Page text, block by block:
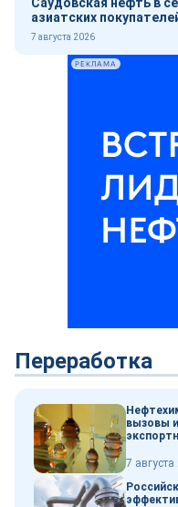
азиатских
7 августа 2026
РЕКЛАМА
Переработка
вызовы
7 августа